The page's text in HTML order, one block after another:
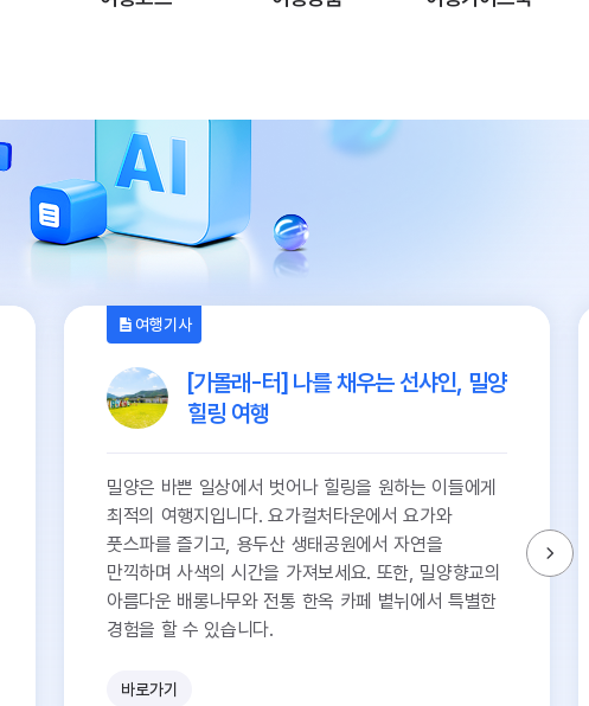
여행기사
[가볼래-터] 나를 채우는 선샤인, 밀양
힐링 여행
밀양은 바쁜 일상에서 벗어나 힐링을 원하는 이들에게
최적의 여행지입니다. 요가컬처타운에서 요가와
풋스파를 즐기고, 용두산 생태공원에서 자연을
만끽하며 사색의 시간을 가져보세요. 또한, 밀양향교의
아름다운 배롱나무와 전통 한옥 카페 볕뉘에서 특별한
경험을 할 수 있습니다.
바로가기